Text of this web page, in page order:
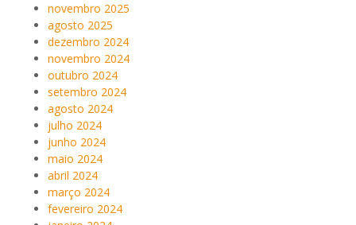
novembro 2025
agosto 2025
dezembro 2024
novembro 2024
outubro 2024
setembro 2024
agosto 2024
julho 2024
junho 2024
maio 2024
abril 2024
março 2024
fevereiro 2024